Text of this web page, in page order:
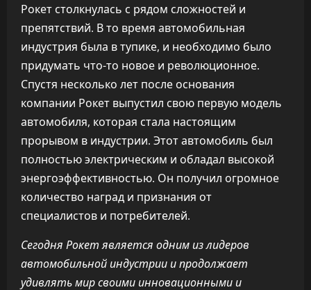
Рокет столкнулась с рядом сложностей и
препятствий. В то время автомобильная
индустрия была в тупике, и необходимо было
придумать что-то новое и революционное.
Спустя несколько лет после основания
компании Рокет выпустил свою первую модель
автомобиля, которая стала настоящим
прорывом в индустрии. Этот автомобиль был
полностью электрическим и обладал высокой
энергоэффективностью. Он получил огромное
количество наград и признания от
специалистов и потребителей.
Сегодня Рокет является одним из лидеров
автомобильной индустрии и продолжает
удивлять мир своими инновационными и